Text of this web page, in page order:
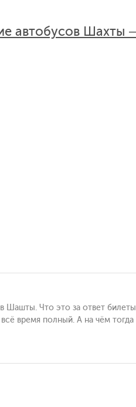
автобусов Шахты
Шашты. Что это за ответ
время полный. А на чём